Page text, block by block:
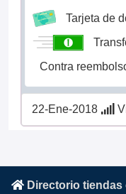
Tarjeta de
Contra
22-Ene-2018
Directorio tiendas